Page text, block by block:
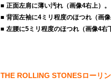
■ 正面左肩に薄い汚れ（画像4右上）。
■ 背面左袖に4ミリ程度のほつれ（画
■ 左腰に5ミリ程度のほつれ（画像4右
THE ROLLING STONESローリ